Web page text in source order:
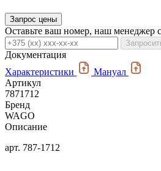
Запрос цены
Оставьте ваш номер, наш менеджер
Документация
Характеристики
Мануал
Артикул
7871712
Бренд
WAGO
Описание
арт. 787-1712